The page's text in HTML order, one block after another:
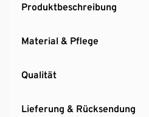
Produktbeschreibung
Material & Pflege
Qualität
Lieferung & Rücksendung